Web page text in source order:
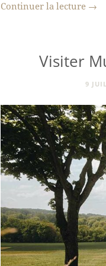
Continuer la lecture →
Visiter
9